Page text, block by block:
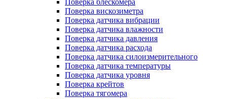
Поверка блескомера
Поверка вискозиметра
Поверка датчика вибрации
Поверка датчика влажности
Поверка датчика давления
Поверка датчика расхода
Поверка датчика силоизмерительного
Поверка датчика температуры
Поверка датчика уровня
Поверка крейтов
Поверка тягомера